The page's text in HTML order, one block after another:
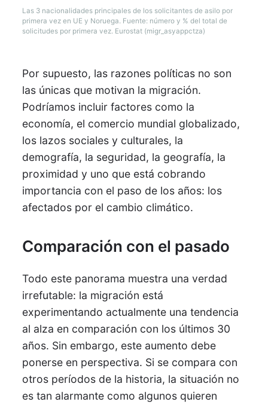
Las 3 nacionalidades principales de los solicitantes de asilo por
primera vez en UE y Noruega. Fuente: número y % del total de
solicitudes por primera vez. Eurostat (migr_asyappctza)
Por supuesto, las razones políticas no son
las únicas que motivan la migración.
Podríamos incluir factores como la
economía, el comercio mundial globalizado,
los lazos sociales y culturales, la
demografía, la seguridad, la geografía, la
proximidad y uno que está cobrando
importancia con el paso de los años: los
afectados por el cambio climático.
Comparación con el pasado
Todo este panorama muestra una verdad
irrefutable: la migración está
experimentando actualmente una tendencia
al alza en comparación con los últimos 30
años. Sin embargo, este aumento debe
ponerse en perspectiva. Si se compara con
otros períodos de la historia, la situación no
es tan alarmante como algunos quieren